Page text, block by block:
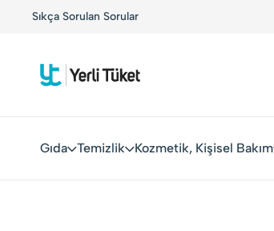
Sıkça Sorulan Sorular
Buluşuyor!
Gıda Temizlik Kozmetik, Kişisel Bakım